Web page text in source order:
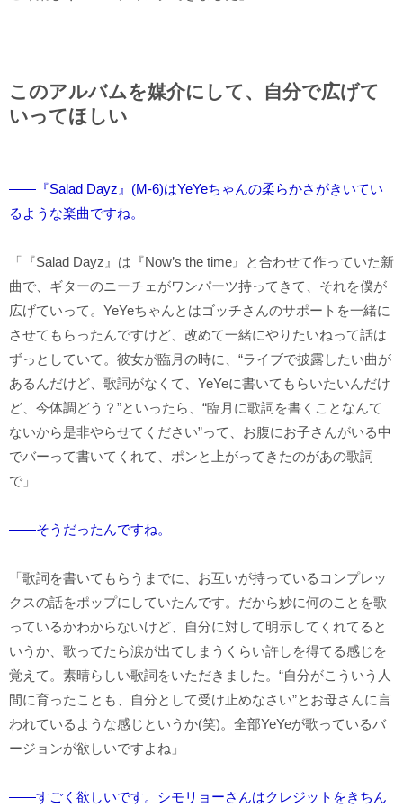
このアルバムを媒介にして、自分で広げて
いってほしい
――『Salad Dayz』(M-6)はYeYeちゃんの柔らかさがきいてい
るような楽曲ですね。
「『Salad Dayz』は『Now’s the time』と合わせて作っていた新
曲で、ギターのニーチェがワンパーツ持ってきて、それを僕が
広げていって。YeYeちゃんとはゴッチさんのサポートを一緒に
させてもらったんですけど、改めて一緒にやりたいねって話は
ずっとしていて。彼女が臨月の時に、“ライブで披露したい曲が
あるんだけど、歌詞がなくて、YeYeに書いてもらいたいんだけ
ど、今体調どう？”といったら、“臨月に歌詞を書くことなんて
ないから是非やらせてください”って、お腹にお子さんがいる中
でバーって書いてくれて、ポンと上がってきたのがあの歌詞
で」
――そうだったんですね。
「歌詞を書いてもらうまでに、お互いが持っているコンプレッ
クスの話をポップにしていたんです。だから妙に何のことを歌
っているかわからないけど、自分に対して明示してくれてると
いうか、歌ってたら涙が出てしまうくらい許しを得てる感じを
覚えて。素晴らしい歌詞をいただきました。“自分がこういう人
間に育ったことも、自分として受け止めなさい”とお母さんに言
われているような感じというか(笑)。全部YeYeが歌っているバ
ージョンが欲しいですよね」
――すごく欲しいです。シモリョーさんはクレジットをきちん